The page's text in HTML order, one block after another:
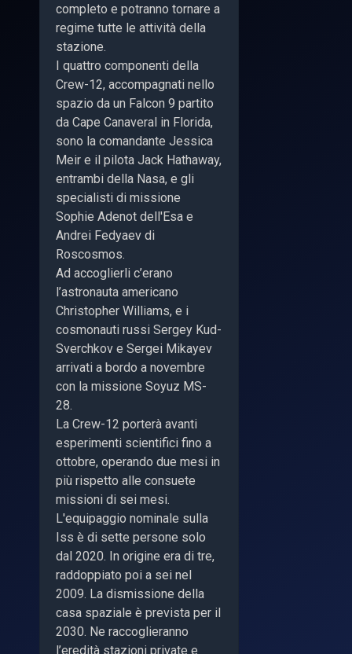
completo e potranno tornare a
regime tutte le attività della
stazione.
I quattro componenti della
Crew-12, accompagnati nello
spazio da un Falcon 9 partito
da Cape Canaveral in Florida,
sono la comandante Jessica
Meir e il pilota Jack Hathaway,
entrambi della Nasa, e gli
specialisti di missione
Sophie Adenot dell'Esa e
Andrei Fedyaev di
Roscosmos.
Ad accoglierli c’erano
l’astronauta americano
Christopher Williams, e i
cosmonauti russi Sergey Kud-
Sverchkov e Sergei Mikayev
arrivati a bordo a novembre
con la missione Soyuz MS-
28.
La Crew-12 porterà avanti
esperimenti scientifici fino a
ottobre, operando due mesi in
più rispetto alle consuete
missioni di sei mesi.
L'equipaggio nominale sulla
Iss è di sette persone solo
dal 2020. In origine era di tre,
raddoppiato poi a sei nel
2009. La dismissione della
casa spaziale è prevista per il
2030. Ne raccoglieranno
l’eredità stazioni private e